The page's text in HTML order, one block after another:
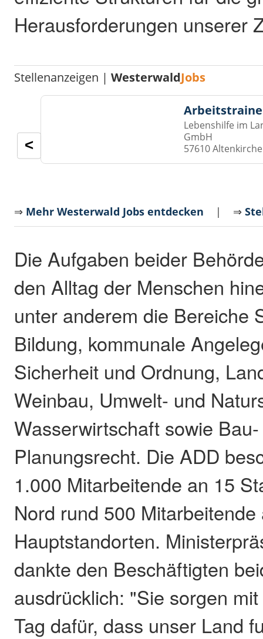
Herausforderungen unserer
Stellenanzeigen |WesterwaldJobs
Lebenshilfe im
GmbH
57610
<
⇒ Mehr Westerwald Jobs entdecken | ⇒
Die Aufgaben beider
den Alltag der Menschen
unter anderem die Bereiche
Bildung, kommunale
Sicherheit und Ordnung,
Weinbau, Umwelt- und
Wasserwirtschaft sowie
Planungsrecht. Die ADD
1.000 Mitarbeitende an 15
Nord rund 500 Mitarbeitende
Hauptstandorten.
dankte den Beschäftigten
ausdrücklich: "Sie sorgen
Tag dafür, dass unser Land